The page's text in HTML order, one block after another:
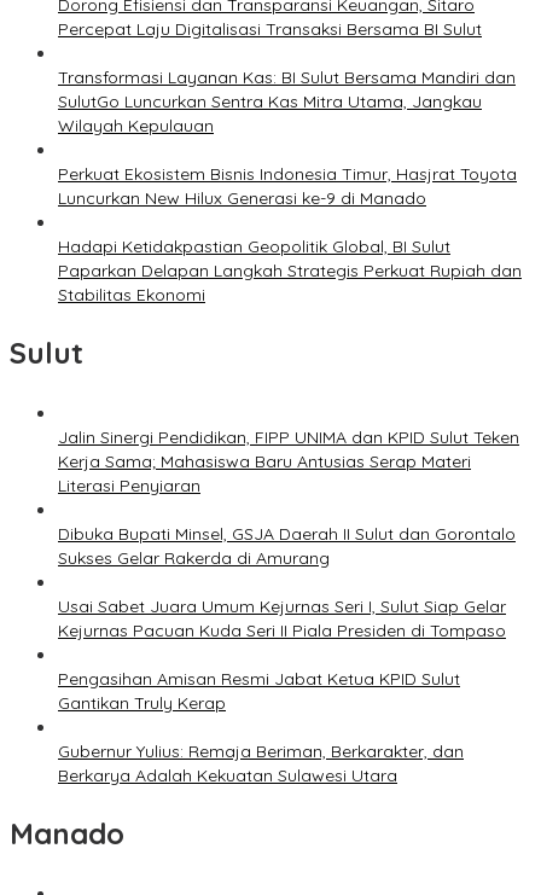
Dorong Efisiensi dan Transparansi Keuangan, Sitaro
Percepat Laju Digitalisasi Transaksi Bersama BI Sulut
Transformasi Layanan Kas: BI Sulut Bersama Mandiri dan
SulutGo Luncurkan Sentra Kas Mitra Utama, Jangkau
Wilayah Kepulauan
Perkuat Ekosistem Bisnis Indonesia Timur, Hasjrat Toyota
Luncurkan New Hilux Generasi ke-9 di Manado
Hadapi Ketidakpastian Geopolitik Global, BI Sulut
Paparkan Delapan Langkah Strategis Perkuat Rupiah dan
Stabilitas Ekonomi
Sulut
Jalin Sinergi Pendidikan, FIPP UNIMA dan KPID Sulut Teken
Kerja Sama; Mahasiswa Baru Antusias Serap Materi
Literasi Penyiaran
Dibuka Bupati Minsel, GSJA Daerah II Sulut dan Gorontalo
Sukses Gelar Rakerda di Amurang
Usai Sabet Juara Umum Kejurnas Seri I, Sulut Siap Gelar
Kejurnas Pacuan Kuda Seri II Piala Presiden di Tompaso
Pengasihan Amisan Resmi Jabat Ketua KPID Sulut
Gantikan Truly Kerap
Gubernur Yulius: Remaja Beriman, Berkarakter, dan
Berkarya Adalah Kekuatan Sulawesi Utara
Manado